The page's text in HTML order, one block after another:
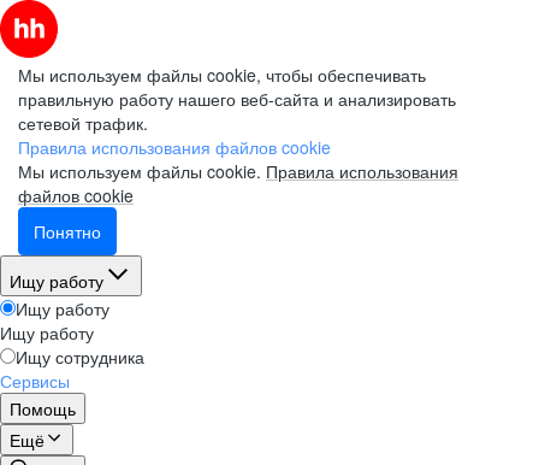
Мы используем файлы cookie, чтобы обеспечивать
правильную работу нашего веб-сайта и анализировать
сетевой трафик.
Правила использования файлов cookie
Мы используем файлы cookie. Правила использования
файлов cookie
Понятно
Ищу работу
Ищу работу
Ищу работу
Ищу сотрудника
Сервисы
Помощь
Ещё